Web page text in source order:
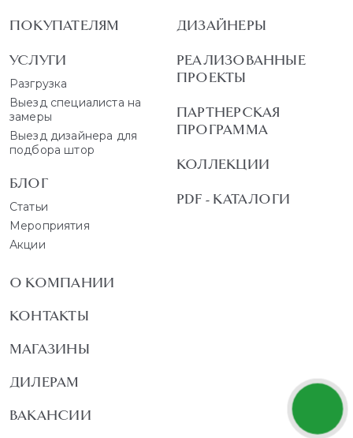
ПОКУПАТЕЛЯМ
УСЛУГИ
Разгрузка
Выезд специалиста на
замеры
Выезд дизайнера для
подбора штор
БЛОГ
Статьи
Мероприятия
Акции
ДИЗАЙНЕРЫ
РЕАЛИЗОВАННЫЕ
ПРОЕКТЫ
ПАРТНЕРСКАЯ
ПРОГРАММА
КОЛЛЕКЦИИ
PDF - КАТАЛОГИ
О КОМПАНИИ
КОНТАКТЫ
МАГАЗИНЫ
ДИЛЕРАМ
ВАКАНСИИ